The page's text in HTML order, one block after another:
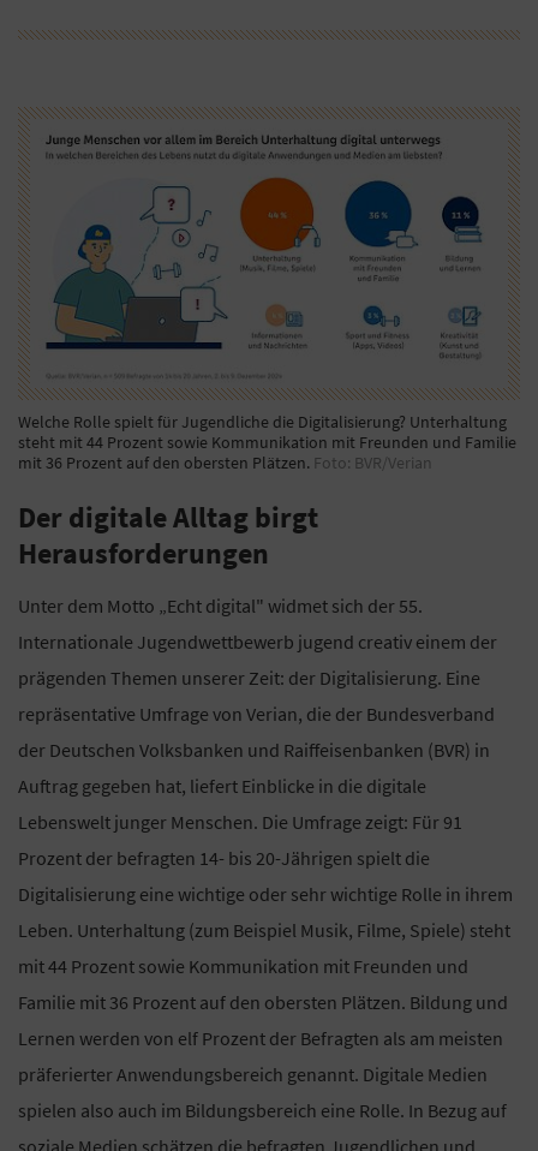
Welche Rolle spielt für Jugendliche die Digitalisierung? Unterhaltung
steht mit 44 Prozent sowie Kommunikation mit Freunden und Familie
mit 36 Prozent auf den obersten Plätzen. Foto: BVR/Verian
Der digitale Alltag birgt
Herausforderungen
Unter dem Motto „Echt digital" widmet sich der 55.
Internationale Jugendwettbewerb jugend creativ einem der
prägenden Themen unserer Zeit: der Digitalisierung. Eine
repräsentative Umfrage von Verian, die der Bundesverband
der Deutschen Volksbanken und Raiffeisenbanken (BVR) in
Auftrag gegeben hat, liefert Einblicke in die digitale
Lebenswelt junger Menschen. Die Umfrage zeigt: Für 91
Prozent der befragten 14- bis 20-Jährigen spielt die
Digitalisierung eine wichtige oder sehr wichtige Rolle in ihrem
Leben. Unterhaltung (zum Beispiel Musik, Filme, Spiele) steht
mit 44 Prozent sowie Kommunikation mit Freunden und
Familie mit 36 Prozent auf den obersten Plätzen. Bildung und
Lernen werden von elf Prozent der Befragten als am meisten
präferierter Anwendungsbereich genannt. Digitale Medien
spielen also auch im Bildungsbereich eine Rolle. In Bezug auf